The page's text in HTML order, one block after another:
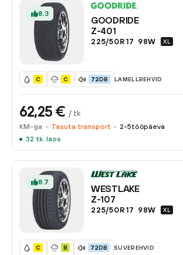
8.3
GOODRIDE
Z-401
225/50R17 98W XL
C C 72DB LAMELLREHVID
62,25 € / tk
KM-ga Tasuta transport 2-5tööpäeva
32 tk. laos
8.7
WESTLAKE
Z-107
225/50R17 98W XL
C B 72DB SUVEREHVID